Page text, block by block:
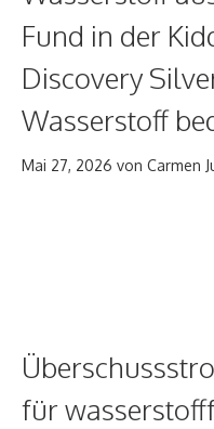
Fund in der
Discovery
Wasserstoff
Mai 27, 2026 von Carmen
für